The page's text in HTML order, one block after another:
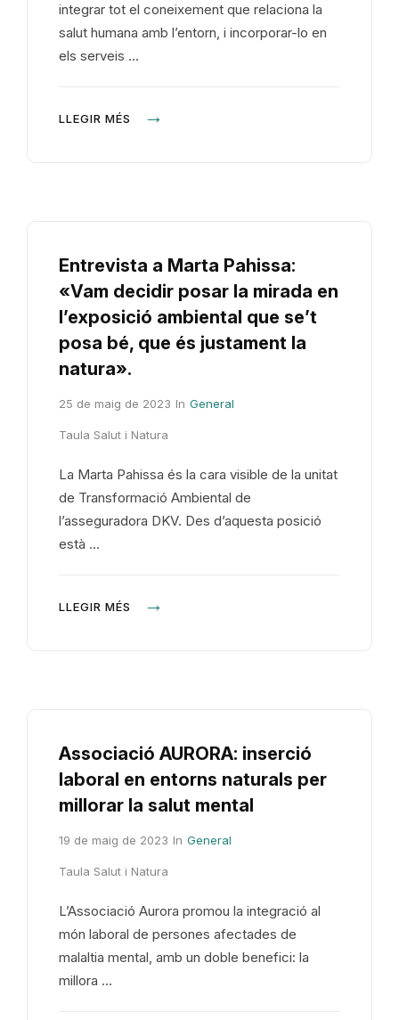
integrar tot el coneixement que relaciona la
salut humana amb l’entorn, i incorporar-lo en
els serveis …
LLEGIR MÉS
Entrevista a Marta Pahissa:
«Vam decidir posar la mirada en
l’exposició ambiental que se’t
posa bé, que és justament la
natura».
25 de maig de 2023 In General
Taula Salut i Natura
La Marta Pahissa és la cara visible de la unitat
de Transformació Ambiental de
l’asseguradora DKV. Des d’aquesta posició
està …
LLEGIR MÉS
Associació AURORA: inserció
laboral en entorns naturals per
millorar la salut mental
19 de maig de 2023 In General
Taula Salut i Natura
L’Associació Aurora promou la integració al
món laboral de persones afectades de
malaltia mental, amb un doble benefici: la
millora …